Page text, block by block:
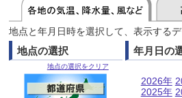
地点と年月日時を選択して、表示する
地点の選択
地点の選択をクリア
年月日の
2026年
2025年